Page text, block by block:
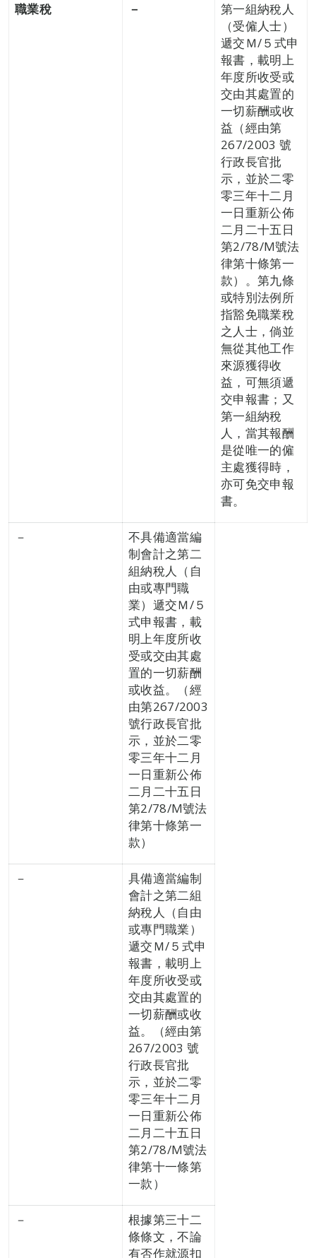
職業稅 －
第一組納稅人
（受僱人士）
遞交Ｍ/５式申
報書，載明上
年度所收受或
交由其處置的
一切薪酬或收
益（經由第
267/2003 號
行政長官批
示，並於二零
零三年十二月
一日重新公佈
二月二十五日
第2/78/M號法
律第十條第一
款）。第九條
或特別法例所
指豁免職業稅
之人士，倘並
無從其他工作
來源獲得收
益，可無須遞
交申報書；又
第一組納稅
人，當其報酬
是從唯一的僱
主處獲得時，
亦可免交申報
書。
－
不具備適當編
制會計之第二
組納稅人（自
由或專門職
業）遞交Ｍ/５
式申報書，載
明上年度所收
受或交由其處
置的一切薪酬
或收益。（經
由第267/2003
號行政長官批
示，並於二零
零三年十二月
一日重新公佈
二月二十五日
第2/78/M號法
律第十條第一
款）
－
具備適當編制
會計之第二組
納稅人（自由
或專門職業）
遞交Ｍ/５式申
報書，載明上
年度所收受或
交由其處置的
一切薪酬或收
益。（經由第
267/2003 號
行政長官批
示，並於二零
零三年十二月
一日重新公佈
二月二十五日
第2/78/M號法
律第十一條第
一款）
－
根據第三十二
條條文，不論
有否作就源扣